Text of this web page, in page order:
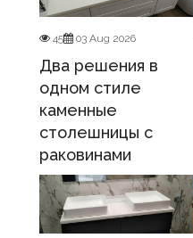
45 03 Aug 2026
Два решения в
одном стиле
каменные
столешницы с
раковинами